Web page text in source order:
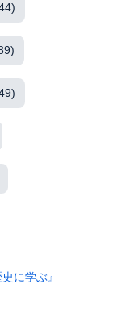
に学ぶ』